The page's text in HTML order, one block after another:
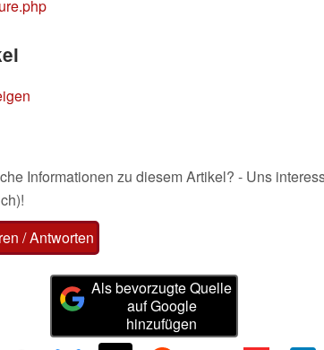
Informationen zu diesem Artikel? - Uns
/ Antworten
Als bevorzugte Quelle
auf Google
hinzufügen